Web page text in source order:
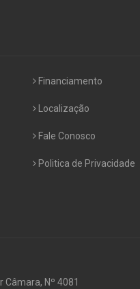
Financiamento
Localização
Fale Conosco
Politica de Privacidade
Câmara, Nº 4081